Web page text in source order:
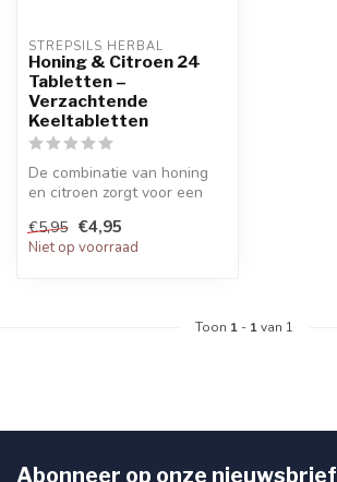
STREPSILS HERBAL
Honing & Citroen 24
Tabletten –
Verzachtende
Keeltabletten
De combinatie van honing
en citroen zorgt voor een
ef...
€5,95 €4,95
Niet op voorraad
Toon 1 - 1van 1
Abonneer op onze nieuwsbrief